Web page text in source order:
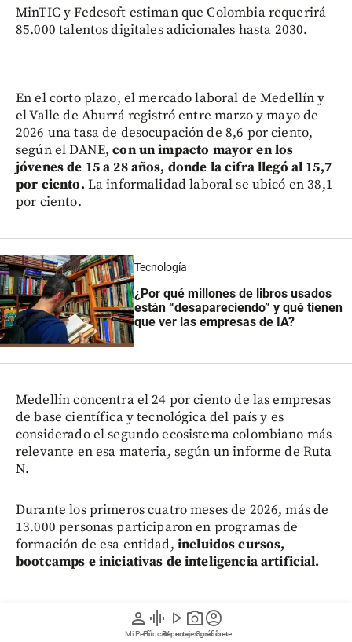
person
Mi Perfil
graphic_eq
Pódcast
play_arrow
Videos
photo_camera
Reportajes gráficos
account_circle
Suscríbete
MinTIC y Fedesoft estiman que Colombia requerirá
85.000 talentos digitales adicionales hasta 2030.
En el corto plazo, el mercado laboral de Medellín y
el Valle de Aburrá registró entre marzo y mayo de
2026 una tasa de desocupación de 8,6 por ciento,
según el DANE,con un impacto mayor en los
jóvenes de 15 a 28 años, donde la cifra llegó al 15,7
por ciento. La informalidad laboral se ubicó en 38,1
por ciento.
Tecnología
¿Por qué millones de libros usados
están “desapareciendo” y qué tienen
que ver las empresas de IA?
Medellín concentra el 24 por ciento de las empresas
de base científica y tecnológica del país y es
considerado el segundo ecosistema colombiano más
relevante en esa materia, según un informe de Ruta
N.
Durante los primeros cuatro meses de 2026, más de
13.000 personas participaron en programas de
formación de esa entidad, incluidos cursos,
bootcamps e iniciativas de inteligencia artificial.
Formarse en estas áreas no garantiza un contrato,